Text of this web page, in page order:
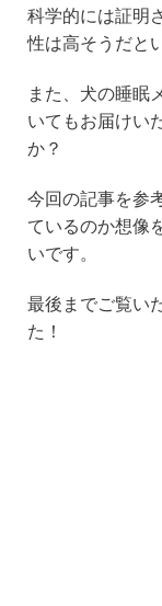
科学的には証明
性は高そうだと
また、犬の睡眠
いてもお届けい
か？
今回の記事を参
ているのか想像
いです。
最後までご覧い
た！